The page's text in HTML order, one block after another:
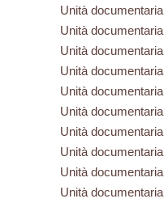
Unità documentaria
Unità documentaria
Unità documentaria
Unità documentaria
Unità documentaria
Unità documentaria
Unità documentaria
Unità documentaria
Unità documentaria
Unità documentaria